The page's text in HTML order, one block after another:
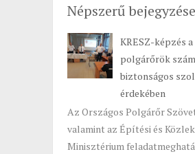
Népszerű
KRESZ-képzés a
polgárőrök
biztonságos
érdekében
Az Országos Polgárőr
valamint az Építési és
Minisztérium